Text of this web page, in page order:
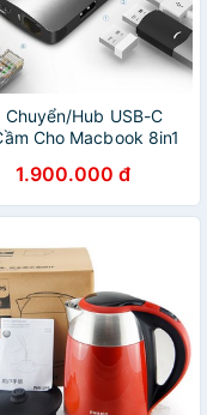
Chuyển/Hub USB-C
Cho Macbook 8in1
1.900.000 đ